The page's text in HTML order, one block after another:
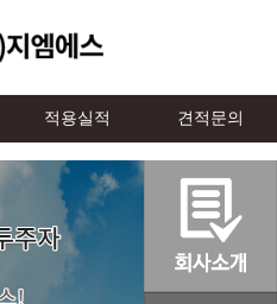
적용실적 견적문의